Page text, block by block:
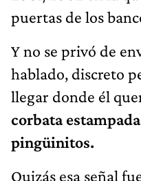
puertas de los
Y no se privó de
hablado, discreto
llegar donde él
corbata
pingüinitos.
Quizás esa señal